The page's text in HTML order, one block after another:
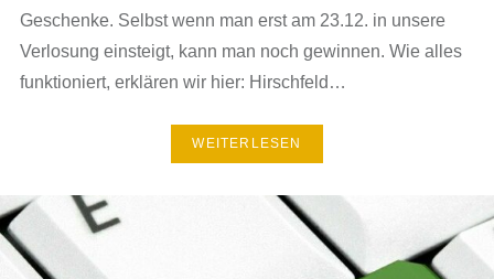
Geschenke. Selbst wenn man erst am 23.12. in unsere
Verlosung einsteigt, kann man noch gewinnen. Wie alles
funktioniert, erklären wir hier: Hirschfeld…
WEITERLESEN